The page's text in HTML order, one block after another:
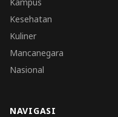
Kesehatan
Kuliner
Mancanegara
Nasional
NAVIGASI